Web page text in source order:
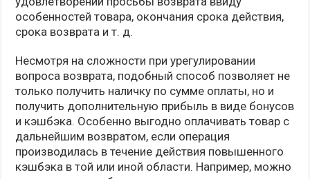
особенностей товара, окончания срока действия,
срока возврата и т. д.
Несмотря на сложности при урегулировании
вопроса возврата, подобный способ позволяет не
только получить наличку по сумме оплаты, но и
получить дополнительную прибыль в виде бонусов
и кэшбэка. Особенно выгодно оплачивать товар с
дальнейшим возвратом, если операция
производилась в течение действия повышенного
кэшбэка в той или иной области. Например, можно